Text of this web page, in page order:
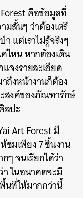
คือข้อมูลที่
มสั้นๆ ว่าต้องเตรี
แต่เราไม่รู้จริงๆ
ไหน หากต้องเดิน
จงรายละเอียด
ถึงหน้างานก็ต้อง
สงค์ของภัณฑารักษ์
ลปะ
Art Forest มี
มเพียง 7 ชิ้นงาน
ๆ จนเรียกได้ว่า
ในอนาคตจะมี
นที่ให้มากกว่านี้